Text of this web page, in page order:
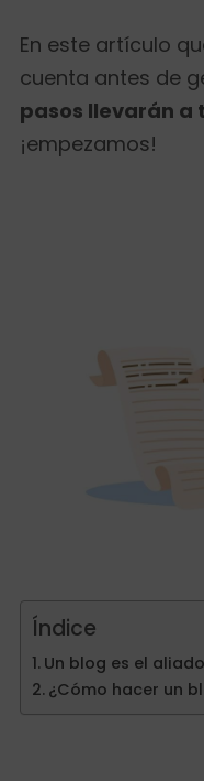
En este artículo
cuenta antes de
pasos llevarán a
¡empezamos!
Índice
Un blog es el
¿Cómo hacer un